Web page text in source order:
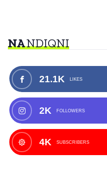
NANDIQNI
21.1K LIKES
2K FOLLOWERS
4K SUBSCRIBERS